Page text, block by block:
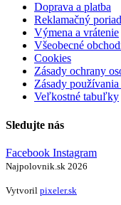
Doprava a platba
Reklamačný
Výmena a vrátenie
Všeobecné
Cookies
Zásady ochrany
Zásady
Veľkostné tabuľky
Sledujte nás
Facebook Instagram
Najpolovnik.sk 2026
Vytvoril pixeler.sk